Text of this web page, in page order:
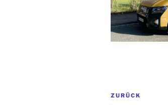
Beitrags-
Vorheriger
ZURÜCK